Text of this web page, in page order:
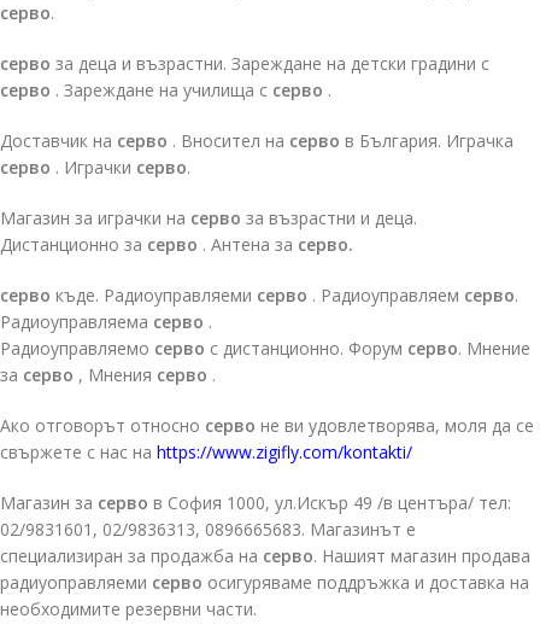
серво.
серво за деца и възрастни. Зареждане на детски градини с
серво . Зареждане на училища с серво .
Доставчик на серво . Вносител на серво в България. Играчка
серво . Играчки серво.
Магазин за играчки на серво за възрастни и деца.
Дистанционно за серво . Антена за серво.
серво къде. Радиоуправляеми серво . Радиоуправляем серво.
Радиоуправляема серво .
Радиоуправляемо серво с дистанционно. Форум серво. Мнение
за серво , Мнения серво .
Ако отговорът относно серво не ви удовлетворява, моля да се
свържете с нас на https://www.zigifly.com/kontakti/
Магазин за серво в София 1000, ул.Искър 49 /в центъра/ тел:
02/9831601, 02/9836313, 0896665683. Магазинът е
специализиран за продажба на серво. Нашият магазин продава
радиуоправляеми серво осигуряваме поддръжка и доставка на
необходимите резервни части.